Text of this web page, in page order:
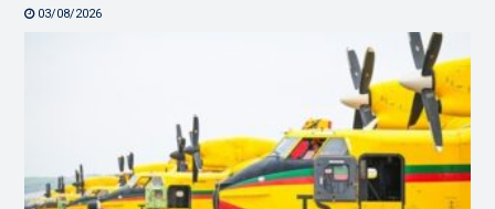
03/08/2026